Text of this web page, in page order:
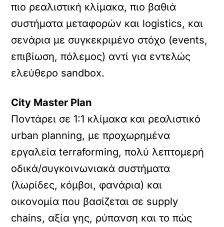
πιο ρεαλιστική κλίμακα, πιο βαθιά
συστήματα μεταφορών και logistics, και
σενάρια με συγκεκριμένο στόχο (events,
επιβίωση, πόλεμος) αντί για εντελώς
ελεύθερο sandbox.
City Master Plan
Ποντάρει σε 1:1 κλίμακα και ρεαλιστικό
urban planning, με προχωρημένα
εργαλεία terraforming, πολύ λεπτομερή
οδικά/συγκοινωνιακά συστήματα
(λωρίδες, κόμβοι, φανάρια) και
οικονομία που βασίζεται σε supply
chains, αξία γης, ρύπανση και το πώς